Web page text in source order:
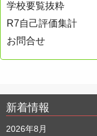
学校要覧抜粋
R7自己評価集計
お問合せ
新着情報
2026年8月